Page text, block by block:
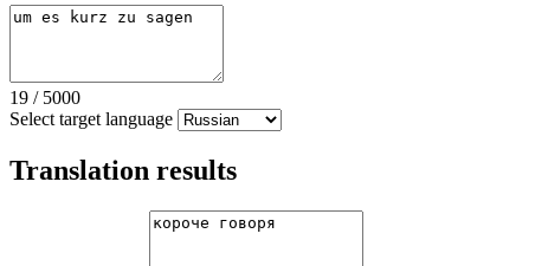
19 / 5000
Select target language
Translation results